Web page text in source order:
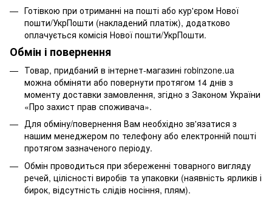
Готівкою при отриманні на пошті або кур'єром Нової
пошти/УкрПошти (накладений платіж), додатково
оплачується комісія Нової пошти/УкрПошти.
Обмін і повернення
Товар, придбаний в інтернет-магазині robinzone.ua
можна обміняти або повернути протягом 14 днів з
моменту доставки замовлення, згідно з Законом України
«Про захист прав споживача».
Для обміну/повернення Вам необхідно зв'язатися з
нашим менеджером по телефону або електронній пошті
протягом зазначеного періоду.
Обмін проводиться при збереженні товарного вигляду
речей, цілісності виробів та упаковки (наявність ярликів і
бирок, відсутність слідів носіння, плям).